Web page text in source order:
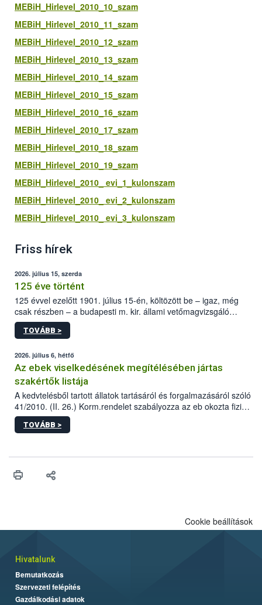
MEBiH_Hirlevel_2010_10_szam
MEBiH_Hirlevel_2010_11_szam
MEBiH_Hirlevel_2010_12_szam
MEBiH_Hirlevel_2010_13_szam
MEBiH_Hirlevel_2010_14_szam
MEBiH_Hirlevel_2010_15_szam
MEBiH_Hirlevel_2010_16_szam
MEBiH_Hirlevel_2010_17_szam
MEBiH_Hirlevel_2010_18_szam
MEBiH_Hirlevel_2010_19_szam
MEBiH_Hirlevel_2010_ evi_1_kulonszam
MEBiH_Hirlevel_2010_ evi_2_kulonszam
MEBiH_Hirlevel_2010_ evi_3_kulonszam
Friss hírek
2026. július 15, szerda
125 éve történt
125 évvel ezelőtt 1901. július 15-én, költözött be – igaz, még
csak részben – a budapesti m. kir. állami vetőmagvizsgáló
állomás a Kis Rókus utca 15. szám alatti, Czigler Győző által
tervezett új épületébe.
TOVÁBB >
2026. július 6, hétfő
Az ebek viselkedésének megítélésében jártas
szakértők listája
A kedvtelésből tartott állatok tartásáról és forgalmazásáról szóló
41/2010. (II. 26.) Korm.rendelet szabályozza az eb okozta fizikai
sérülés, illetve ennek veszélye keletkezésekor felmerülő
hatósági feladatokat, valamint a veszélyes eb tartását és annak
TOVÁBB >
Cookie beállítások
Hivatalunk
Bemutatkozás
Szervezeti felépítés
Gazdálkodási adatok